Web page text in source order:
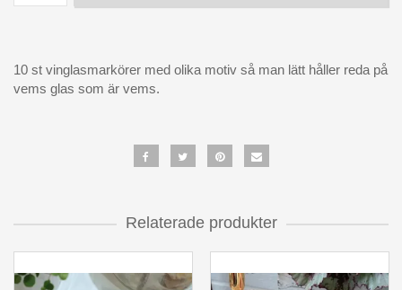
10 st vinglasmarkörer med olika motiv så man lätt håller reda på
vems glas som är vems.
Relaterade produkter